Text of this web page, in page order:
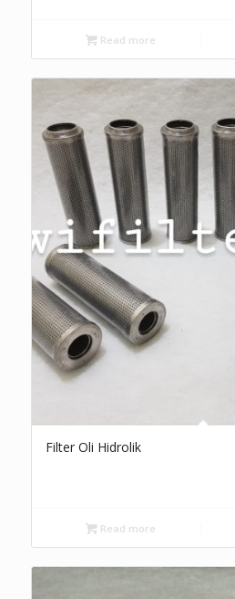
Read more
Filter Oli Hidrolik
Read more